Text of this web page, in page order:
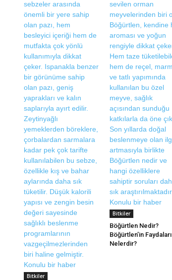
Bitkiler
Bitkiler
Böğürtlen Nedir?
Böğürtlen’in Faydaları
Nelerdir?